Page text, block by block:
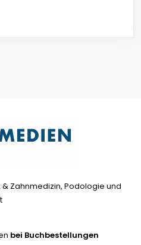
Zahnmedizin, Podologie und
bei Buchbestellungen